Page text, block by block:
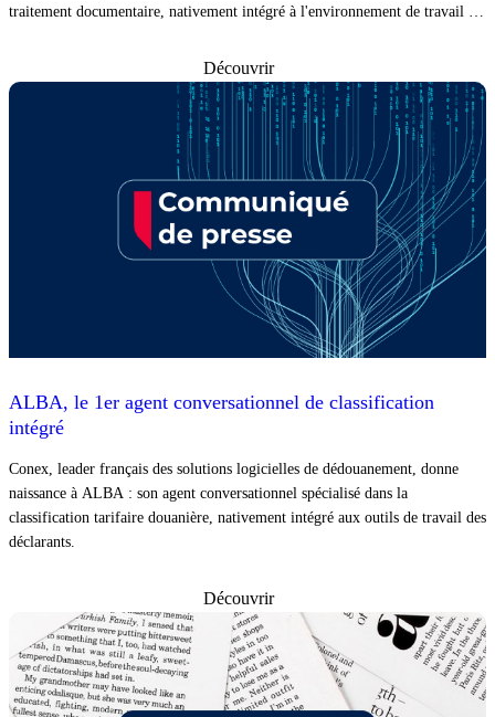
traitement documentaire, nativement intégré à l'environnement de travail du
Découvrir
ALBA, le 1er agent conversationnel de classification
intégré
Conex, leader français des solutions logicielles de dédouanement, donne
naissance à ALBA : son agent conversationnel spécialisé dans la
classification tarifaire douanière, nativement intégré aux outils de travail des
déclarants.
Découvrir